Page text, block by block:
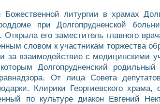
Божественной литургии в храмах
при Долгопрудненской
Открыла его заместитель главного
словом к участникам торжества
за взаимодействие с медицинскими
которым Долгопрудненский
От лица Совета
Клирики Георгиевского
по культуре диакон Евгений